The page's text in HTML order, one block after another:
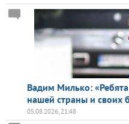
Вадим Милько:
нашей страны и своих
05.08.2026, 21:48